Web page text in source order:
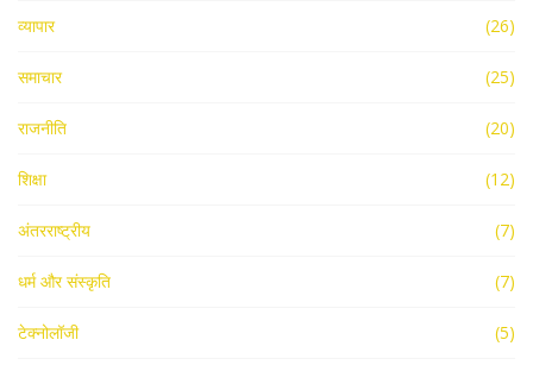
व्यापार (26)
समाचार (25)
राजनीति (20)
शिक्षा (12)
अंतरराष्ट्रीय (7)
धर्म और संस्कृति (7)
टेक्नोलॉजी (5)